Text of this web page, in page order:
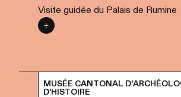
Visite guidée du Palais de Rumine
MUSÉE CANTONAL
D'HISTOIRE